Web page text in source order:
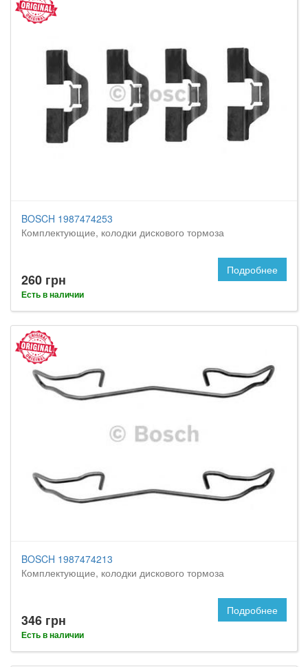
BOSCH 1987474253
Комплектующие, колодки дискового тормоза
260 грн
Есть в наличии
Подробнее
BOSCH 1987474213
Комплектующие, колодки дискового тормоза
346 грн
Есть в наличии
Подробнее